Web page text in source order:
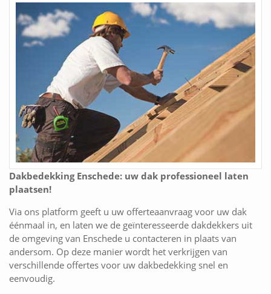
Dakbedekking Enschede: uw dak professioneel laten
plaatsen!
Via ons platform geeft u uw offerteaanvraag voor uw dak
éénmaal in, en laten we de geïnteresseerde dakdekkers uit
de omgeving van Enschede u contacteren in plaats van
andersom. Op deze manier wordt het verkrijgen van
verschillende offertes voor uw dakbedekking snel en
eenvoudig.